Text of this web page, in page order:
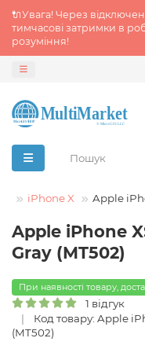
🔌Увага! Через
тимчасові затримки в
розуміння!
iPhone X Apple
Apple iPhone
Gray (MT502)
При наявності товару,
1 відгук
Код товару: Apple
(MT502)